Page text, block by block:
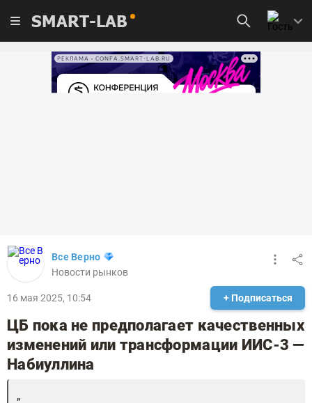
SMART-LAB
РЕКЛАМА • CONFA.SMART-LAB.RU
Все Верно
Новости рынков
16 мая 2025, 10:54 + Подписаться
ЦБ пока не предполагает качественных
изменений или трансформации ИИС-3 —
Набиуллина